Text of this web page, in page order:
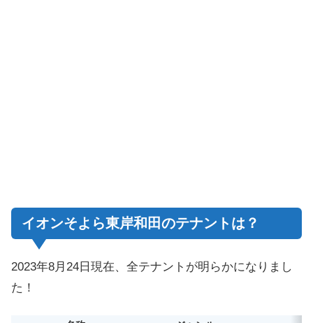
イオンそよら東岸和田のテナントは？
2023年8月24日現在、全テナントが明らかになりまし
た！